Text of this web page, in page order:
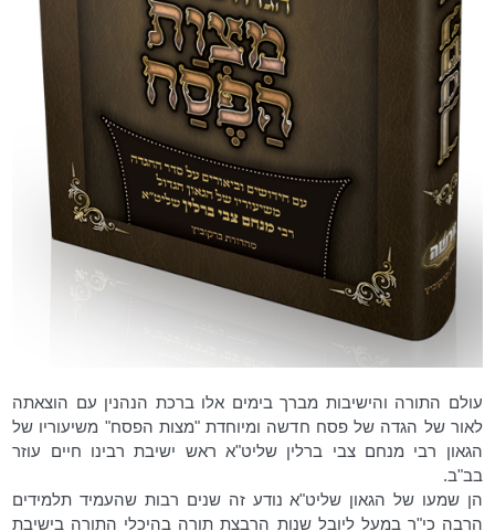
עולם התורה והישיבות מברך בימים אלו ברכת הנהנין עם הוצאתה
לאור של הגדה של פסח חדשה ומיוחדת "מצות הפסח" משיעוריו של
הגאון רבי מנחם צבי ברלין שליט"א ראש ישיבת רבינו חיים עוזר
בב"ב.
הן שמעו של הגאון שליט"א נודע זה שנים רבות שהעמיד תלמידים
הרבה כי"ר במעל ליובל שנות הרבצת תורה בהיכלי התורה בישיבת